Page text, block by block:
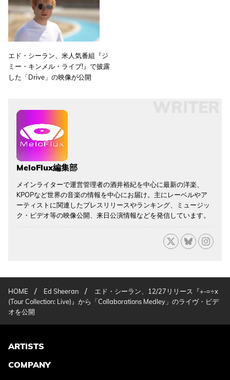
エド・シーラン、米人気番組『ジ
ミー・キンメル・ライブ!』で披露
した「Drive」の映像が公開
MeloFlux編集部
メインライターで運営管理者の酒井裕紀を中心に最新の洋楽、
KPOPなど世界の音楽の情報を中心にお届け。主にレーベルやア
ーティストに関連したプレスリリースやランキング、ミュージッ
ク・ビデオ等の映像公開、来日公演情報などを発信しています。
HOME / Ed Sheeran /
エド・シーラン、12/27リリース『+-=÷x
(Tour Collection: Live)』から「Collaborations Medley」のライヴ・ビデ
オを公開
ARTISTS
COMPANY